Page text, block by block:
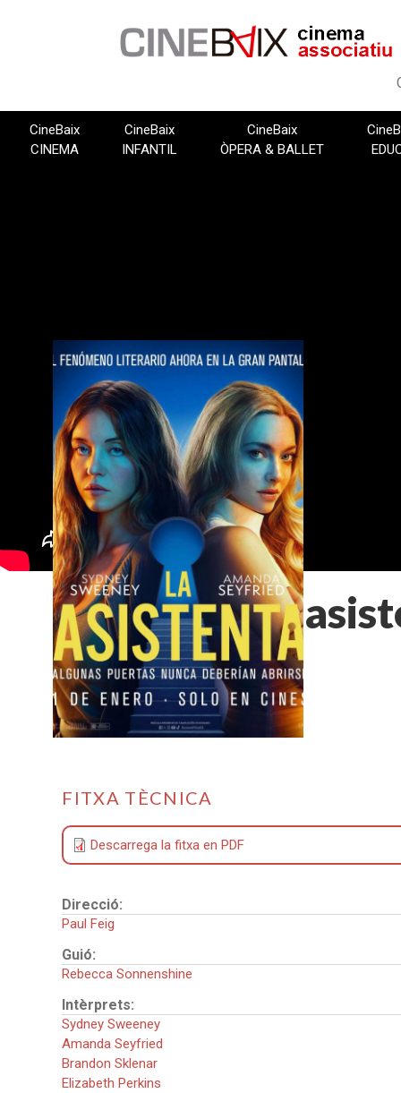
CineBaix
CINEMA
CineBaix
INFANTIL
CineBaix
ÒPERA & BALLET
La
FITXA TÈCNICA
Descarrega la fitxa en PDF
Direcció:
Paul Feig
Guió:
Rebecca Sonnenshine
Intèrprets:
Sydney Sweeney
Amanda Seyfried
Brandon Sklenar
Elizabeth Perkins